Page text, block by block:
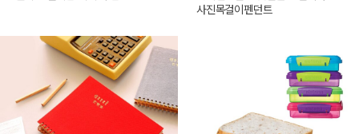
사진목걸이펜던트